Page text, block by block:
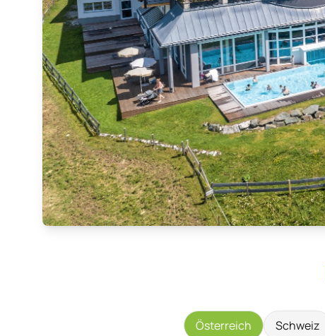
Österreich Schweiz